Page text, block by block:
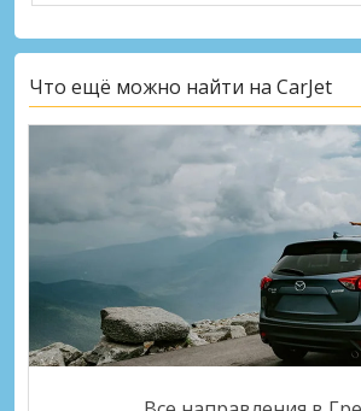
Что ещё можно найти на CarJet